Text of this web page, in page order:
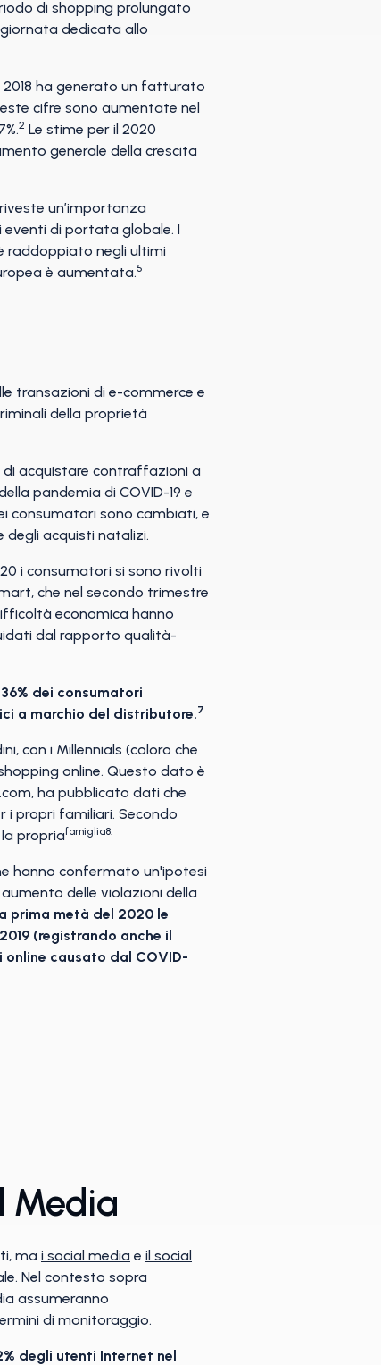
di shopping prolungato
dedicata allo
2018 ha generato un fatturato
cifre sono aumentate nel
2 Le stime per il 2020
generale della crescita
un’importanza
eventi di portata globale. I
raddoppiato negli ultimi
è aumentata.5
transazioni di e-commerce e
della proprietà
di acquistare contraffazioni a
pandemia di COVID-19 e
consumatori sono cambiati, e
acquisti natalizi.
i consumatori si sono rivolti
che nel secondo trimestre
economica hanno
dal rapporto qualità-
dei consumatori
a marchio del distributore.7
con i Millennials (coloro che
online. Questo dato è
ha pubblicato dati che
i propri familiari. Secondo
propriafamiglia8.
hanno confermato un'ipotesi
delle violazioni della
prima metà del 2020 le
(registrando anche il
causato dal COVID-
Media
ma i social media e il social
Nel contesto sopra
assumeranno
di monitoraggio.
degli utenti Internet nel